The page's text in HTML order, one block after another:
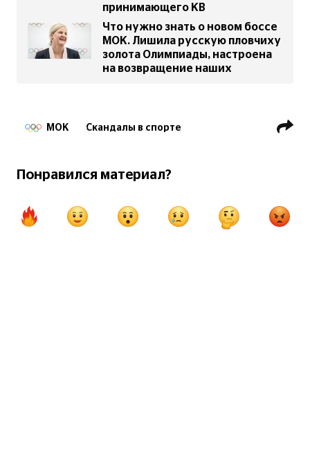
принимающего КВ
Что нужно знать о новом боссе
МОК. Лишила русскую пловчиху
золота Олимпиады, настроена
на возвращение наших
МОК Скандалы в спорте
Прыжки на батуте
Понравился материал?